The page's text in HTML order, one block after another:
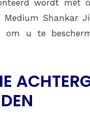
wordt met
Shankar
om u te